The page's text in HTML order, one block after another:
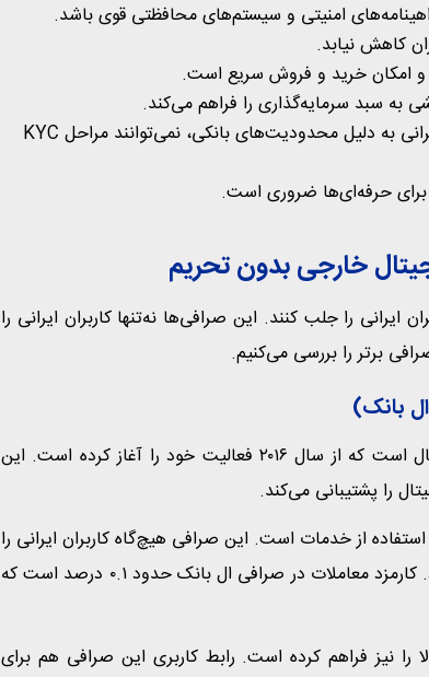
امنیتی و سیستم‌های محافظتی قوی باشد.
کاهش نیابد.
و امکان خرید و فروش سریع است.
به سبد سرمایه‌گذاری را فراهم می‌کند.
بسیاری از کاربران ایرانی به دلیل محدودیت‌های بانکی، نمی‌توانند مراحل KYC
برای حرفه‌ای‌ها ضروری است.
خارجی بدون تحریم
را جلب کنند. این صرافی‌ها نه‌تنها کاربران ایرانی را
برتر را بررسی می‌کنیم.
صرافی LBank یکی از قدیمی‌ترین و معتبرترین صرافی‌های ارز دیجیتال است که از سال ۲۰۱۶ فعالیت خود را آغاز کرده است. این
از خدمات است. این صرافی هیچ‌گاه کاربران ایرانی را
مسدود نکرده و همچنان به‌عنوان یکی از گزینه‌های امن شناخته می‌شود. کارمزد معاملات در صرافی ال بانک حدود ۰.۱ درصد است که
را نیز فراهم کرده است. رابط کاربری این صرافی هم برای